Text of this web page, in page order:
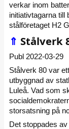
verkar inom
initiativtagarna till
stålföretaget H2
⇑ Stålverk
Publ 2022-03-29
Stålverk 80 var
utbyggnad av
Luleå. Vad som
storsatsning på
Det stoppades